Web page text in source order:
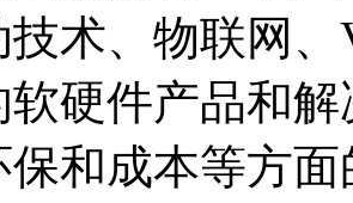
技术、物联网
软硬件产品和
保和成本等方